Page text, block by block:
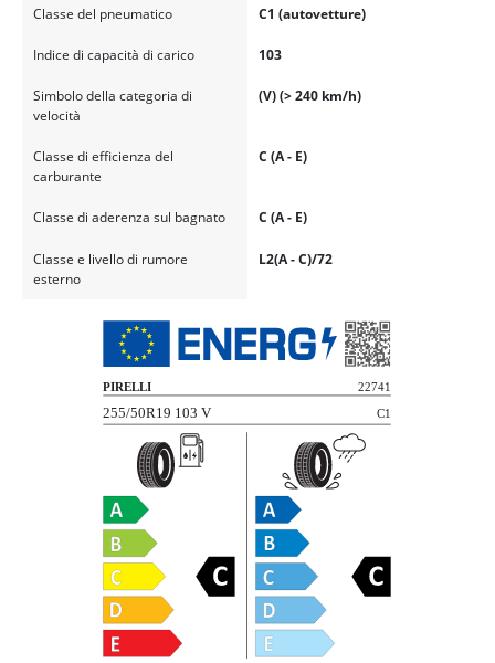
Classe del pneumatico C1 (autovetture)
Indice di capacità di carico 103
Simbolo della categoria di
velocità
(V) (> 240 km/h)
Classe di efficienza del
carburante
C (A - E)
Classe di aderenza sul bagnato C (A - E)
Classe e livello di rumore
esterno
L2(A - C)/72